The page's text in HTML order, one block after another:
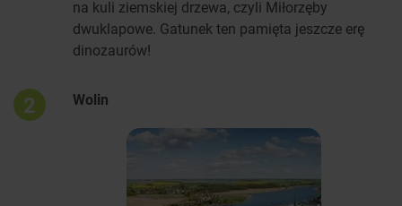
na kuli ziemskiej drzewa, czyli Miłorzęby
dwuklapowe. Gatunek ten pamięta jeszcze erę
dinozaurów!
2 Wolin